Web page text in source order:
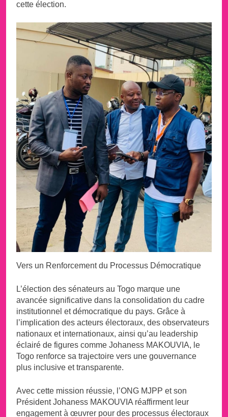
cette élection.
Vers un Renforcement du Processus Démocratique
L’élection des sénateurs au Togo marque une
avancée significative dans la consolidation du cadre
institutionnel et démocratique du pays. Grâce à
l’implication des acteurs électoraux, des observateurs
nationaux et internationaux, ainsi qu’au leadership
éclairé de figures comme Johaness MAKOUVIA, le
Togo renforce sa trajectoire vers une gouvernance
plus inclusive et transparente.
Avec cette mission réussie, l’ONG MJPP et son
Président Johaness MAKOUVIA réaffirment leur
engagement à œuvrer pour des processus électoraux